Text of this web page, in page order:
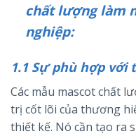
chất lượng làm
nghiệp:
1.1 Sự phù hợp với
Các mẫu mascot chất
trị cốt lõi của thương
thiết kế. Nó cần tạo ra